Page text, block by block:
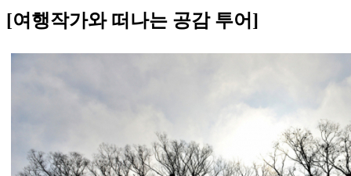
[여행작가와 떠나는 공감 투어]